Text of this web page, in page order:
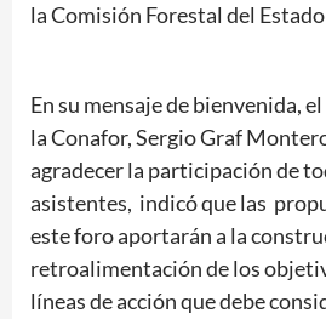
la Comisión Forestal del
En su mensaje de bienvenida,
la Conafor, Sergio Graf
agradecer la participación de
asistentes, indicó que las
este foro aportarán a la
retroalimentación de los
líneas de acción que debe